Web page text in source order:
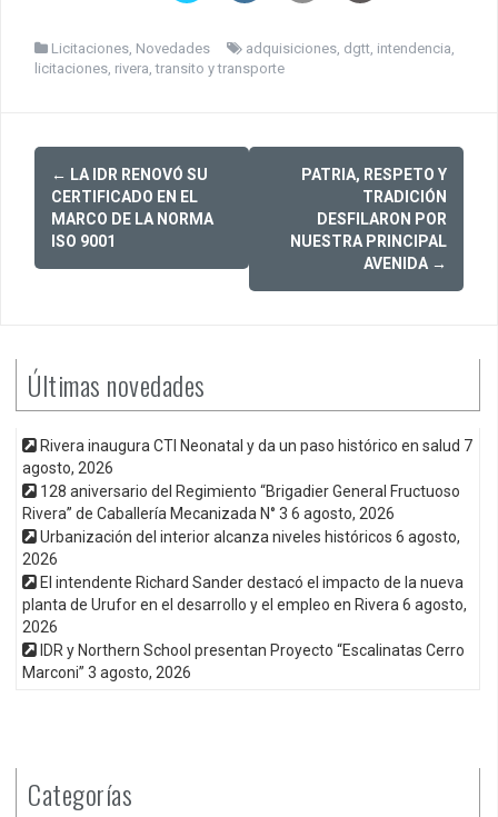
Licitaciones Novedades adquisiciones dgtt intendencia
licitaciones rivera ,transito y transporte
Post
navigation
← LA IDR RENOVÓ SU
CERTIFICADO EN EL
MARCO DE LA NORMA
ISO 9001
PATRIA, RESPETO Y
TRADICIÓN
DESFILARON POR
NUESTRA PRINCIPAL
AVENIDA →
Últimas novedades
Rivera inaugura CTI Neonatal y da un paso histórico en salud 7
agosto, 2026
128 aniversario del Regimiento “Brigadier General Fructuoso
Rivera” de Caballería Mecanizada N° 3 6 agosto, 2026
Urbanización del interior alcanza niveles históricos 6 agosto,
2026
El intendente Richard Sander destacó el impacto de la nueva
planta de Urufor en el desarrollo y el empleo en Rivera 6 agosto,
2026
IDR y Northern School presentan Proyecto “Escalinatas Cerro
Marconi” 3 agosto, 2026
Categorías